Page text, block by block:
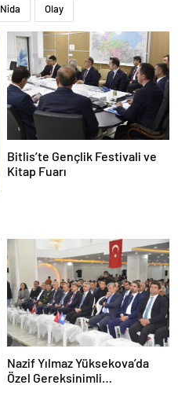
Nida Olay
Bitlis’te Gençlik Festivali ve
Kitap Fuarı
Nazif Yılmaz Yüksekova’da
Özel Gereksinimli